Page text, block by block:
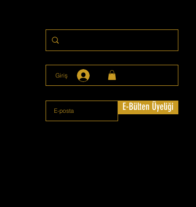
Giriş
E-Bülten Üyeliği